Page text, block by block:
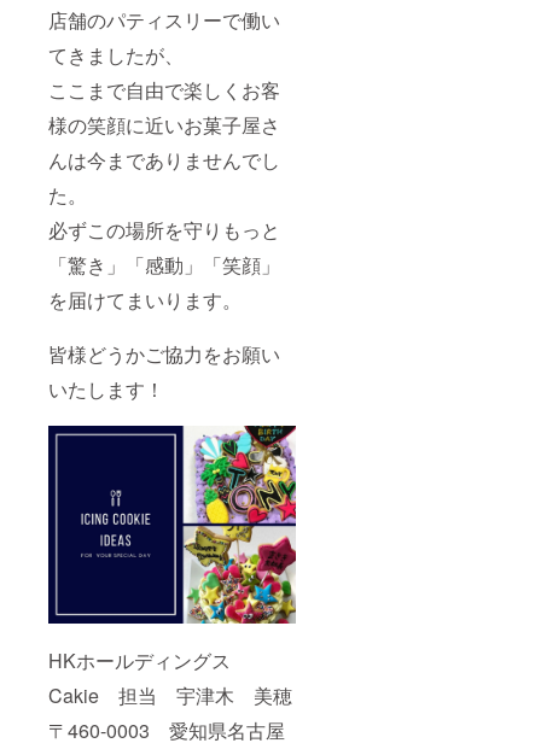
店舗のパティスリーで働い
てきましたが、
ここまで自由で楽しくお客
様の笑顔に近いお菓子屋さ
んは今までありませんでし
た。
必ずこの場所を守りもっと
「驚き」「感動」「笑顔」
を届けてまいります。
皆様どうかご協力をお願い
いたします！
HKホールディングス
Cakie 担当 宇津木 美穂
〒460-0003 愛知県名古屋